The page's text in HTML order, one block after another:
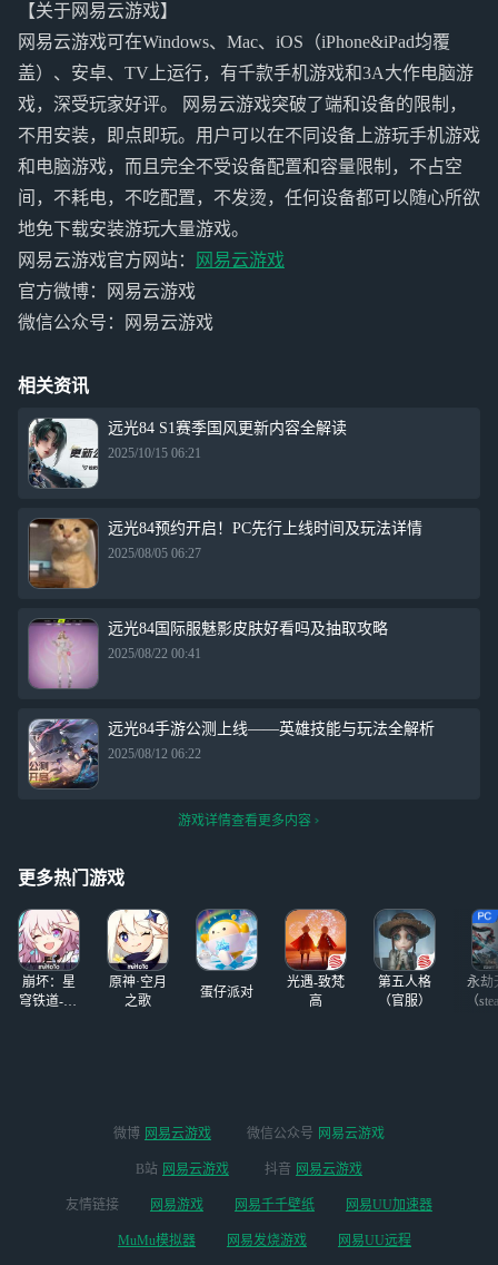
【关于网易云游戏】
网易云游戏可在Windows、Mac、iOS（iPhone&iPad均覆
盖）、安卓、TV上运行，有千款手机游戏和3A大作电脑游
戏，深受玩家好评。 网易云游戏突破了端和设备的限制，
不用安装，即点即玩。用户可以在不同设备上游玩手机游戏
和电脑游戏，而且完全不受设备配置和容量限制，不占空
间，不耗电，不吃配置，不发烫，任何设备都可以随心所欲
地免下载安装游玩大量游戏。
网易云游戏官方网站：
网易云游戏
官方微博：网易云游戏
微信公众号：网易云游戏
相关资讯
远光84 S1赛季国风更新内容全解读
2025/10/15 06:21
远光84预约开启！PC先行上线时间及玩法详情
2025/08/05 06:27
远光84国际服魅影皮肤好看吗及抽取攻略
2025/08/22 00:41
远光84手游公测上线——英雄技能与玩法全解析
2025/08/12 06:22
游戏详情查看更多内容
更多热门游戏
崩坏：星
穹铁道-4.4
原神·空月
之歌
蛋仔派对
光遇-致梵
高
第五人格
（官服）
永劫
（
微博 网易云游戏 微信公众号 网易云游戏
B站 网易云游戏 抖音 网易云游戏
友情链接 网易游戏 网易千千壁纸 网易UU加速器
MuMu模拟器 网易发烧游戏 网易UU远程